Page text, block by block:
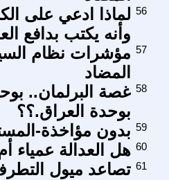
لماذا ادعي على
وأنه يكتب بدافع
56
مؤشرات نظام
المضاد
57
غصة البرلمان..
بوحدة العراق.؟؟
58
بدون مؤاخذة- 59
هل العدالة عمياء 60
تصاعد ميول 61